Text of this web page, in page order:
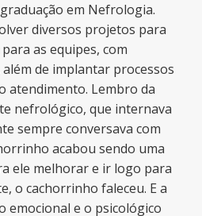
em Nefrologia.
diversos projetos para
as equipes, com
de implantar processos
atendimento. Lembro da
nefrológico, que internava
sempre conversava com
acabou sendo uma
ele melhorar e ir logo para
o cachorrinho faleceu. E a
emocional e o psicológico